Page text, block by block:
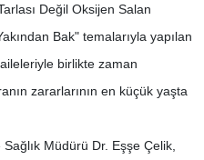
Değil Oksijen Salan
Bak" temalarıyla yapılan
birlikte zaman
zararlarının en küçük yaşta
Müdürü Dr. Eşşe Çelik,